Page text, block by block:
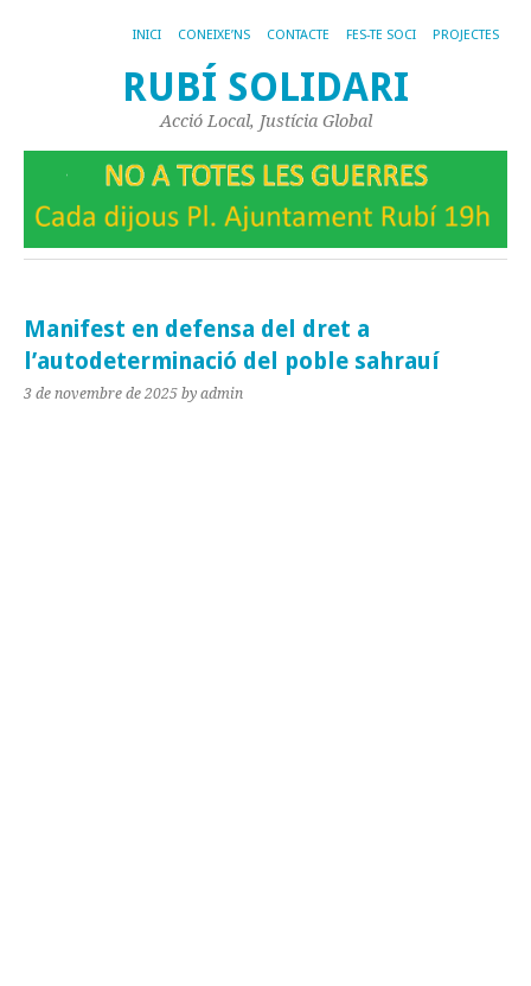
INICI CONEIXE’NS CONTACTE FES-TE SOCI PROJECTES
RUBÍ SOLIDARI
Acció Local, Justícia Global
Manifest en defensa del dret a
l’autodeterminació del poble sahrauí
3 de novembre de 2025 by admin